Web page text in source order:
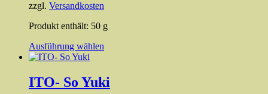
zzgl. Versandkosten
Produkt enthält: 50 g
Ausführung wählen
mehrere
Varianten
ITO- So Yuki